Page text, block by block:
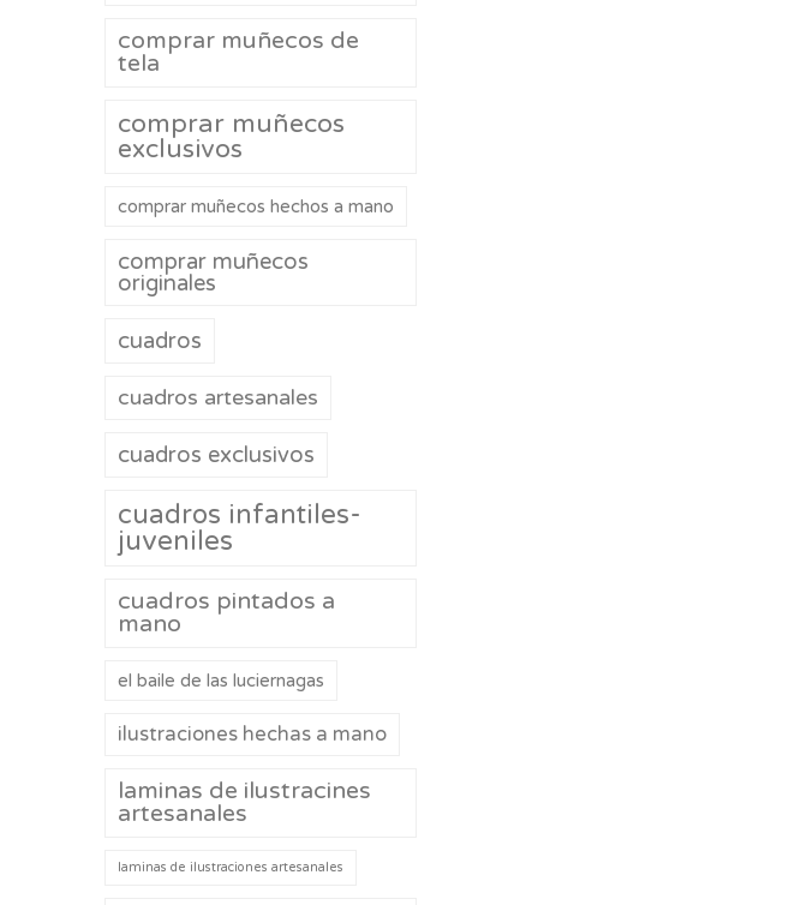
comprar muñecos de
tela
comprar muñecos
exclusivos
comprar muñecos hechos a mano
comprar muñecos
originales
cuadros
cuadros artesanales
cuadros exclusivos
cuadros infantiles-
juveniles
cuadros pintados a
mano
el baile de las luciernagas
ilustraciones hechas a mano
laminas de ilustracines
artesanales
laminas de ilustraciones artesanales